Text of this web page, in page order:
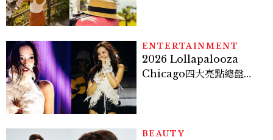
ENTERTAINMENT
2026 Lollapalooza
Chicago四大亮點總盤
BEAUTY